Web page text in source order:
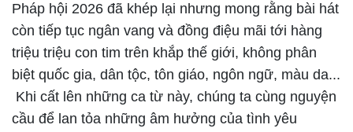
Pháp hội 2026 đã khép lại nhưng mong rằng bài hát
còn tiếp tục ngân vang và đồng điệu mãi tới hàng
triệu triệu con tim trên khắp thế giới, không phân
biệt quốc gia, dân tộc, tôn giáo, ngôn ngữ, màu da...
Khi cất lên những ca từ này, chúng ta cùng nguyện
cầu để lan tỏa những âm hưởng của tình yêu